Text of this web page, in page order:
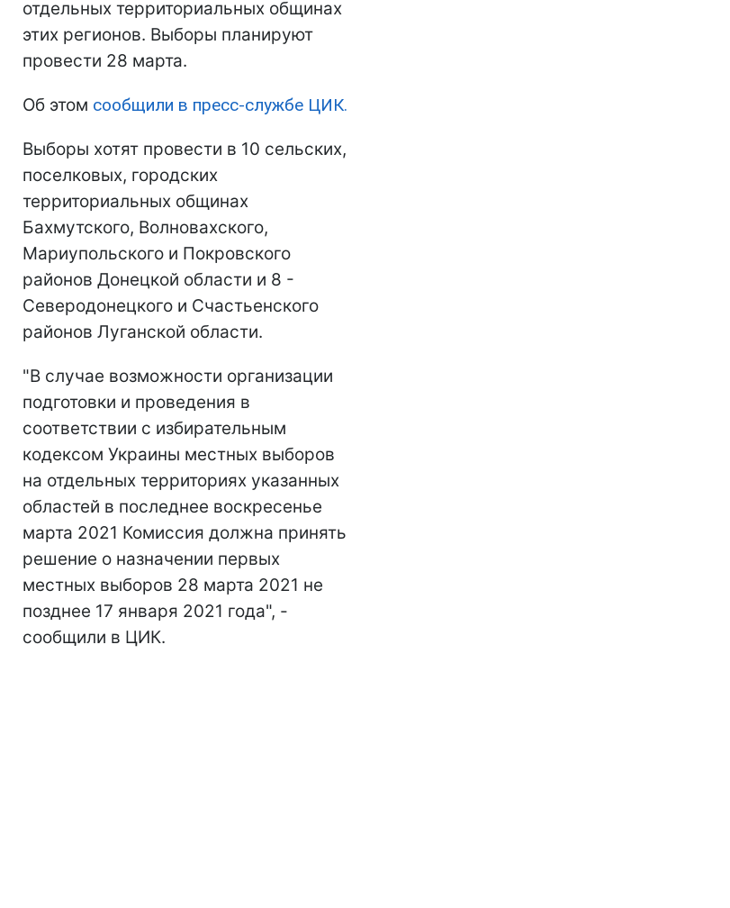
отдельных территориальных общинах
этих регионов. Выборы планируют
провести 28 марта.
Об этом сообщили в пресс-службе ЦИК.
Выборы хотят провести в 10 сельских,
поселковых, городских
территориальных общинах
Бахмутского, Волновахского,
Мариупольского и Покровского
районов Донецкой области и 8 -
Северодонецкого и Счастьенского
районов Луганской области.
"В случае возможности организации
подготовки и проведения в
соответствии с избирательным
кодексом Украины местных выборов
на отдельных территориях указанных
областей в последнее воскресенье
марта 2021 Комиссия должна принять
решение о назначении первых
местных выборов 28 марта 2021 не
позднее 17 января 2021 года", -
сообщили в ЦИК.